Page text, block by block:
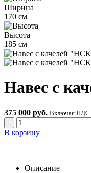
Ширина
170 см
Высота
185 см
Навес с
375 000 руб. Включая НДС.
-
В корзину
Описание